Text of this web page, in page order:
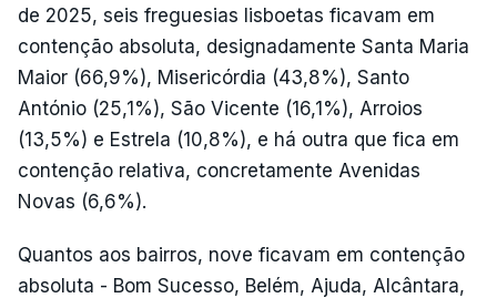
de 2025, seis freguesias lisboetas ficavam em
contenção absoluta, designadamente Santa Maria
Maior (66,9%), Misericórdia (43,8%), Santo
António (25,1%), São Vicente (16,1%), Arroios
(13,5%) e Estrela (10,8%), e há outra que fica em
contenção relativa, concretamente Avenidas
Novas (6,6%).
Quantos aos bairros, nove ficavam em contenção
absoluta - Bom Sucesso, Belém, Ajuda, Alcântara,